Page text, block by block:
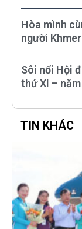
Hòa mình
người
Sôi nổi Hội
thứ XI –
TIN KHÁC